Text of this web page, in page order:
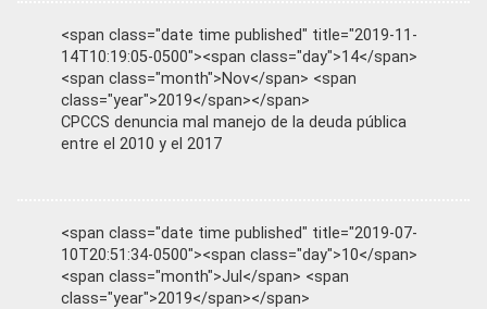
<span class="date time published" title="2019-11-
14T10:19:05-0500"><span class="day">14</span>
<span class="month">Nov</span> <span
class="year">2019</span></span>
CPCCS denuncia mal manejo de la deuda pública
entre el 2010 y el 2017
<span class="date time published" title="2019-07-
10T20:51:34-0500"><span class="day">10</span>
<span class="month">Jul</span> <span
class="year">2019</span></span>